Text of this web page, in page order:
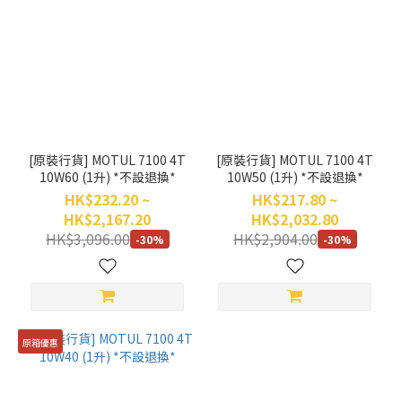
[原裝行貨] MOTUL 7100 4T
10W60 (1升) *不設退換*
HK$232.20 ~
HK$2,167.20
HK$3,096.00 -30%
[原裝行貨] MOTUL 7100 4T
10W50 (1升) *不設退換*
HK$217.80 ~
HK$2,032.80
HK$2,904.00 -30%
原箱優惠